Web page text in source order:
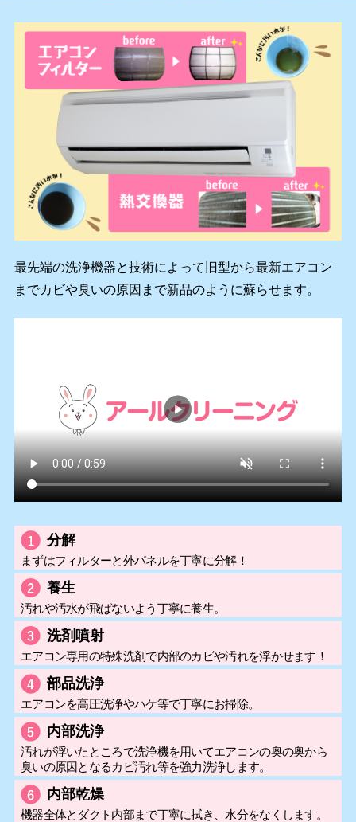
最先端の洗浄機器と技術によって旧型から最新エアコン
までカビや臭いの原因まで新品のように蘇らせます。
分解
まずはフィルターと外パネルを丁寧に分解！
養生
汚れや汚水が飛ばないよう丁寧に養生。
洗剤噴射
エアコン専用の特殊洗剤で内部のカビや汚れを浮かせます！
部品洗浄
エアコンを高圧洗浄やハケ等で丁寧にお掃除。
内部洗浄
汚れが浮いたところで洗浄機を用いてエアコンの奥の奥から
臭いの原因となるカビ汚れ等を強力洗浄します。
内部乾燥
機器全体とダクト内部まで丁寧に拭き、水分をなくします。